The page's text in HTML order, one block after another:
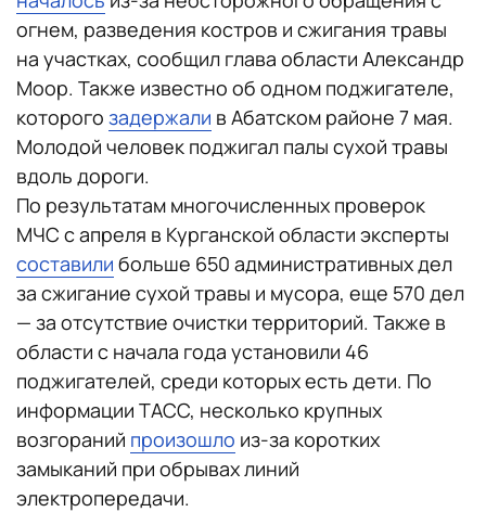
огнем, разведения костров и сжигания травы
на участках, сообщил глава области Александр
Моор. Также известно об одном поджигателе,
которого задержали в Абатском районе 7 мая.
Молодой человек поджигал палы сухой травы
вдоль дороги.
По результатам многочисленных проверок
МЧС с апреля в Курганской области эксперты
составили больше 650 административных дел
за сжигание сухой травы и мусора, еще 570 дел
— за отсутствие очистки территорий. Также в
области с начала года установили 46
поджигателей, среди которых есть дети. По
информации ТАСС, несколько крупных
возгораний произошло из-за коротких
замыканий при обрывах линий
электропередачи.